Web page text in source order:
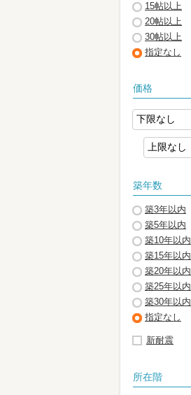
15帖以上
20帖以上
30帖以上
指定なし
価格
築年数
築3年以内
築5年以内
築10年以内
築15年以内
築20年以内
築25年以内
築30年以内
指定なし
新耐震
所在階